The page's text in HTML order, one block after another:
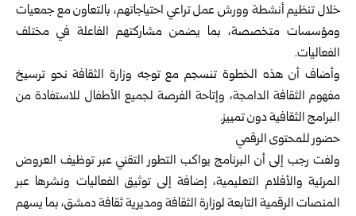
خلال تنظيم أنشطة وورش عمل تراعي احتياجاتهم، بالتعاون مع جمعيات
ومؤسسات متخصصة، بما يضمن مشاركتهم الفاعلة في مختلف
الفعاليات.
وأضاف أن هذه الخطوة تنسجم مع توجه وزارة الثقافة نحو ترسيخ
مفهوم الثقافة الدامجة، وإتاحة الفرصة لجميع الأطفال للاستفادة من
البرامج الثقافية دون تمييز.
حضور للمحتوى الرقمي
ولفت رجب إلى أن البرنامج يواكب التطور التقني عبر توظيف العروض
المرئية والأفلام التعليمية، إضافة إلى توثيق الفعاليات ونشرها عبر
المنصات الرقمية التابعة لوزارة الثقافة ومديرية ثقافة دمشق، بما يسهم